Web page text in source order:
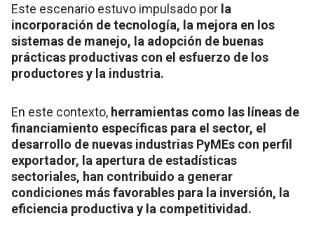
Este escenario estuvo impulsado por la
incorporación de tecnología, la mejora en los
sistemas de manejo, la adopción de buenas
prácticas productivas con el esfuerzo de los
productores y la industria.
En este contexto, herramientas como las líneas de
financiamiento específicas para el sector, el
desarrollo de nuevas industrias PyMEs con perfil
exportador, la apertura de estadísticas
sectoriales, han contribuido a generar
condiciones más favorables para la inversión, la
eficiencia productiva y la competitividad.